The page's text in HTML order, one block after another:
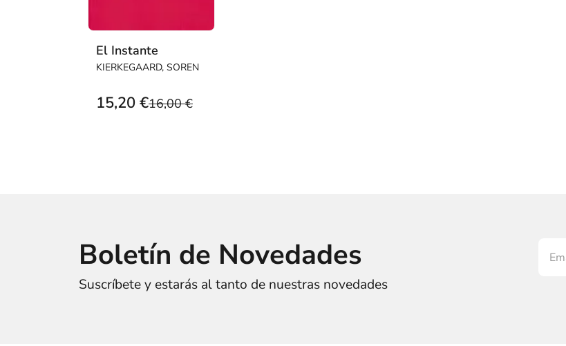
El Instante
KIERKEGAARD, SOREN
16,00 €
15,20 €
Boletín de Novedades
Suscríbete y estarás al tanto de nuestras novedades